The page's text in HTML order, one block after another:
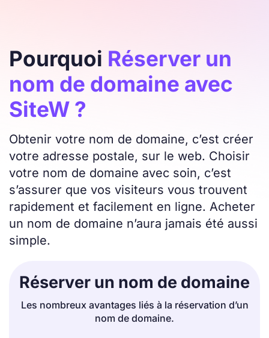
Pourquoi Réserver un
nom de domaine avec
SiteW ?
Obtenir votre nom de domaine, c’est créer
votre adresse postale, sur le web. Choisir
votre nom de domaine avec soin, c’est
s’assurer que vos visiteurs vous trouvent
rapidement et facilement en ligne. Acheter
un nom de domaine n’aura jamais été aussi
simple.
Réserver un nom de domaine
Les nombreux avantages liés à la réservation d’un
nom de domaine.